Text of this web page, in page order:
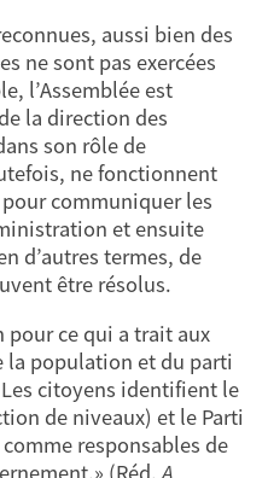
aussi bien des
ne sont pas exercées
l’Assemblée est
la direction des
son rôle de
ne fonctionnent
communiquer les
et ensuite
d’autres termes, de
être résolus.
pour ce qui a trait aux
la population et du parti
citoyens identifient le
de niveaux) et le Parti
responsables de